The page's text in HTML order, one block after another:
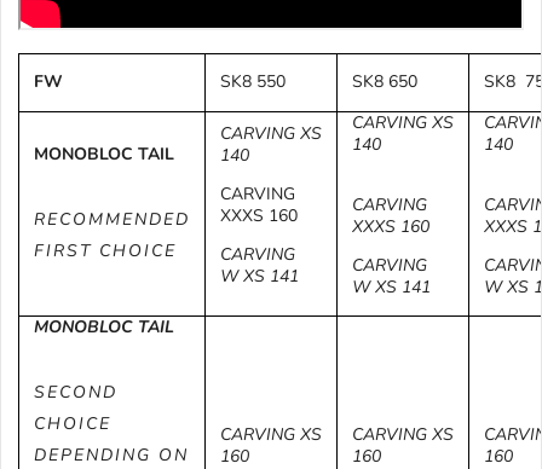
FW SK8 550 SK8 650 SK8
MONOBLOC TAIL
RECOMMENDED
FIRST CHOICE
CARVING XS
140
CARVING
XXXS 160
CARVING
W XS 141
CARVING XS
140
CARVING
XXXS 160
CARVING
W XS 141
140
XXXS
W XS
MONOBLOC TAIL
SECOND
CHOICE
DEPENDING ON
CARVING XS
160
CARVING XS
160
160